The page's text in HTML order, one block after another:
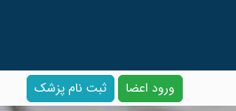
ورود اعضا ثبت نام پزشک